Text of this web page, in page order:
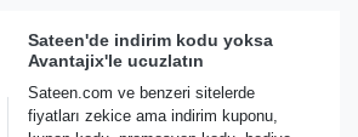
Sateen'de indirim kodu yoksa
Avantajix'le ucuzlatın
Sateen.com ve benzeri sitelerde
fiyatları zekice ama indirim kuponu,